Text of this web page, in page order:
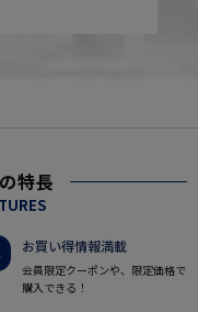
特長
お買い得情報満載
会員限定クーポンや、限定価格で
購入できる！